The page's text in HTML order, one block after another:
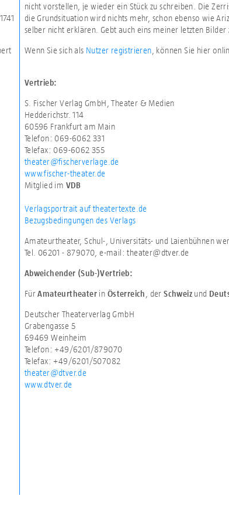
nicht vorstellen, je wieder ein Stück zu schreiben. Die
die Grundsituation wird nichts mehr, schon ebenso wie
selber nicht erklären. Gebt auch eins meiner letzten
Wenn Sie sich als Nutzer registrieren , können Sie hier
Vertrieb:
S. Fischer Verlag GmbH, Theater & Medien
Hedderichstr. 114
60596 Frankfurt am Main
Telefon: 069-6062 331
Telefax: 069-6062 355
theater@fischerverlage.de
www.fischer-theater.de
Mitglied im VDB
Verlagsportrait auf theatertexte.de
Bezugsbedingungen des Verlags
Amateurtheater, Schul-, Universitäts- und Laienbühnen
Tel. 06201 - 879070, e-mail: theater@dtver.de
Abweichender (Sub-)Vertrieb:
FürAmateurtheater in Österreich , derSchweizund
Deutscher Theaterverlag GmbH
Grabengasse 5
69469 Weinheim
Telefon: +49/6201/879070
Telefax: +49/6201/507082
theater@dtver.de
www.dtver.de